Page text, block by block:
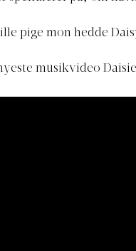
pige mon hedde
musikvideo